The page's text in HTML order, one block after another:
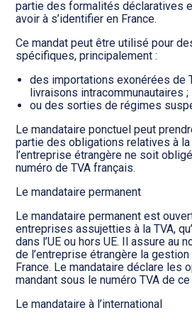
partie des formalités déclaratives
avoir à s’identifier en France.
Ce mandat peut être utilisé pour
spécifiques, principalement :
des importations exonérées de
livraisons intracommunautaires ;
ou des sorties de régimes
Le mandataire ponctuel peut
partie des obligations relatives à la
l’entreprise étrangère ne soit
numéro de TVA français.
Le mandataire permanent
Le mandataire permanent est
entreprises assujetties à la TVA,
dans l’UE ou hors UE. Il assure au
de l’entreprise étrangère la
France. Le mandataire déclare les
mandant sous le numéro TVA de ce
Le mandataire à l’international